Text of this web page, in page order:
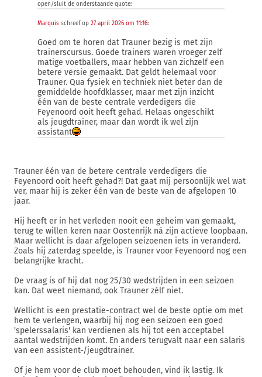
open/sluit de onderstaande quote:
Marquis schreef op 27 april 2026 om 11:16:
Goed om te horen dat Trauner bezig is met zijn
trainerscursus. Goede trainers waren vroeger zelf
matige voetballers, maar hebben van zichzelf een
betere versie gemaakt. Dat geldt helemaal voor
Trauner. Qua fysiek en techniek niet beter dan de
gemiddelde hoofdklasser, maar met zijn inzicht
één van de beste centrale verdedigers die
Feyenoord ooit heeft gehad. Helaas ongeschikt
als jeugdtrainer, maar dan wordt ik wel zijn
assistant
Trauner één van de betere centrale verdedigers die
Feyenoord ooit heeft gehad?! Dat gaat mij persoonlijk wel wat
ver, maar hij is zeker één van de beste van de afgelopen 10
jaar.
Hij heeft er in het verleden nooit een geheim van gemaakt,
terug te willen keren naar Oostenrijk ná zijn actieve loopbaan.
Maar wellicht is daar afgelopen seizoenen iets in veranderd.
Zoals hij zaterdag speelde, is Trauner voor Feyenoord nog een
belangrijke kracht.
De vraag is of hij dat nog 25/30 wedstrijden in een seizoen
kan. Dat weet niemand, ook Trauner zélf niet.
Wellicht is een prestatie-contract wel de beste optie om met
hem te verlengen, waarbij hij nog een seizoen een goed
'spelerssalaris' kan verdienen als hij tot een acceptabel
aantal wedstrijden komt. En anders terugvalt naar een salaris
van een assistent-/jeugdtrainer.
Of je hem voor de club moet behouden, vind ik lastig. Ik